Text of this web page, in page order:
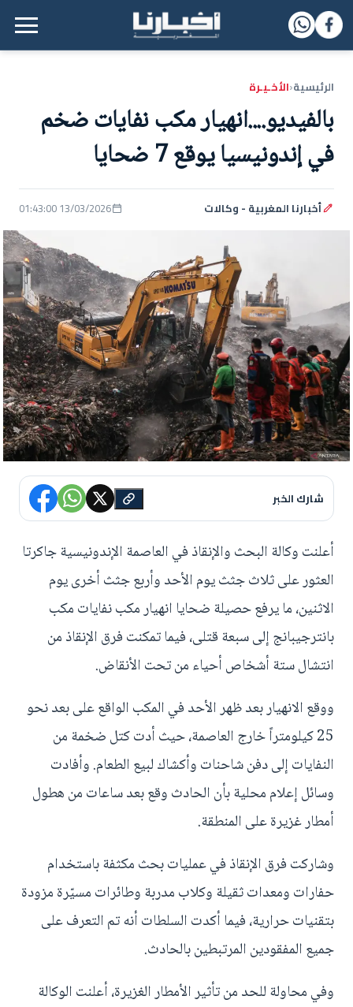
القائمة الرئيسية
الرئيسية‹الأخـيـرة
بالفيديو....انهيار مكب نفايات ضخم
في إندونيسيا يوقع 7 ضحايا
أخبارنا المغربية - وكالات 13/03/2026 01:43:00
شارك الخبر
أعلنت وكالة البحث والإنقاذ في العاصمة الإندونيسية جاكرتا
العثور على ثلاث جثث يوم الأحد وأربع جثث أخرى يوم
الاثنين، ما يرفع حصيلة ضحايا انهيار مكب نفايات مكب
بانترجيبانج إلى سبعة قتلى، فيما تمكنت فرق الإنقاذ من
انتشال ستة أشخاص أحياء من تحت الأنقاض.
ووقع الانهيار بعد ظهر الأحد في المكب الواقع على بعد نحو
25 كيلومتراً خارج العاصمة، حيث أدت كتل ضخمة من
النفايات إلى دفن شاحنات وأكشاك لبيع الطعام. وأفادت
وسائل إعلام محلية بأن الحادث وقع بعد ساعات من هطول
أمطار غزيرة على المنطقة.
وشاركت فرق الإنقاذ في عمليات بحث مكثفة باستخدام
حفارات ومعدات ثقيلة وكلاب مدربة وطائرات مسيّرة مزودة
بتقنيات حرارية، فيما أكدت السلطات أنه تم التعرف على
جميع المفقودين المرتبطين بالحادث.
وفي محاولة للحد من تأثير الأمطار الغزيرة، أعلنت الوكالة